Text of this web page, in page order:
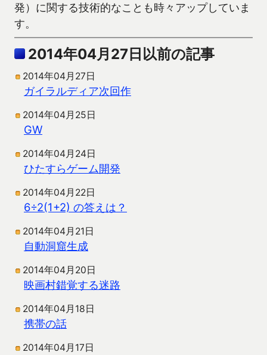
発）に関する技術的なことも時々アップしていま
す。
2014年04月27日以前の記事
2014年04月27日
ガイラルディア次回作
2014年04月25日
GW
2014年04月24日
ひたすらゲーム開発
2014年04月22日
6÷2(1+2) の答えは？
2014年04月21日
自動洞窟生成
2014年04月20日
映画村錯覚する迷路
2014年04月18日
携帯の話
2014年04月17日